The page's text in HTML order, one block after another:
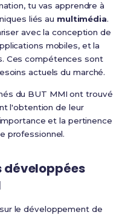
tu vas apprendre à
liés au multimédia.
avec la conception de
mobiles, et la
Ces compétences sont
actuels du marché.
du BUT MMI ont trouvé
l'obtention de leur
et la pertinence
professionnel.
développées
le développement de